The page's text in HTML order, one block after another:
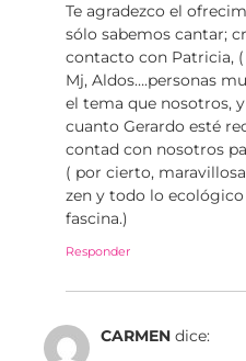
Te agradezco el
sólo sabemos cantar;
contacto con Patricia,
Mj, Aldos….personas
el tema que nosotros,
cuanto Gerardo esté
contad con nosotros
( por cierto,
zen y todo lo
fascina.)
Responder
CARMEN dice: